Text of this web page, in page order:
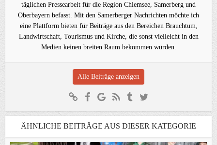
täglichen Pressearbeit für die Region Chiemsee, Samerberg und
Oberbayern befasst. Mit den Samerberger Nachrichten möchte ich
eine Plattform bieten für Beiträge aus den Bereichen Brauchtum,
Landwirtschaft, Tourismus und Kirche, die sonst vielleicht in den
Medien keinen breiten Raum bekommen würden.
Alle Beiträge anzeigen
ÄHNLICHE BEITRÄGE AUS DIESER KATEGORIE